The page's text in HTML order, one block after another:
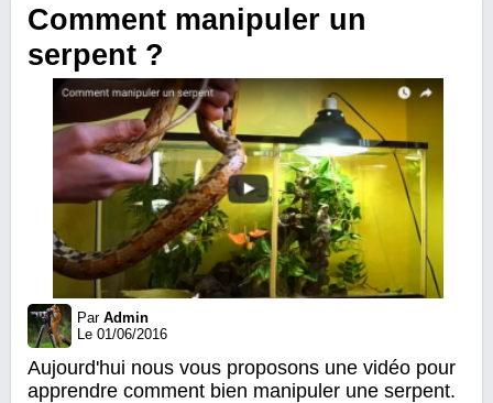
Comment manipuler un
serpent ?
Par Admin
Le 01/06/2016
Aujourd'hui nous vous proposons une vidéo pour
apprendre comment bien manipuler une serpent.